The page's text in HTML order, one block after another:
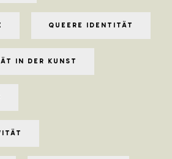
QUEERE IDENTITÄT
IN DER KUNST